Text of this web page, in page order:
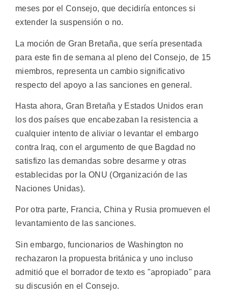
meses por el Consejo, que decidiría entonces si
extender la suspensión o no.
La moción de Gran Bretaña, que sería presentada
para este fin de semana al pleno del Consejo, de 15
miembros, representa un cambio significativo
respecto del apoyo a las sanciones en general.
Hasta ahora, Gran Bretaña y Estados Unidos eran
los dos países que encabezaban la resistencia a
cualquier intento de aliviar o levantar el embargo
contra Iraq, con el argumento de que Bagdad no
satisfizo las demandas sobre desarme y otras
establecidas por la ONU (Organización de las
Naciones Unidas).
Por otra parte, Francia, China y Rusia promueven el
levantamiento de las sanciones.
Sin embargo, funcionarios de Washington no
rechazaron la propuesta británica y uno incluso
admitió que el borrador de texto es "apropiado" para
su discusión en el Consejo.